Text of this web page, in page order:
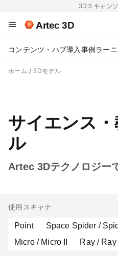
3Dスキャン
Artec 3D
コンテンツ・ハブ導入事例 ラー
ホーム 3Dモデル
サイエンス
ル
Artec 3Dテクノロジー
使用スキャナ
Point Space Spider /
Micro / Micro II
Ray / Ray II